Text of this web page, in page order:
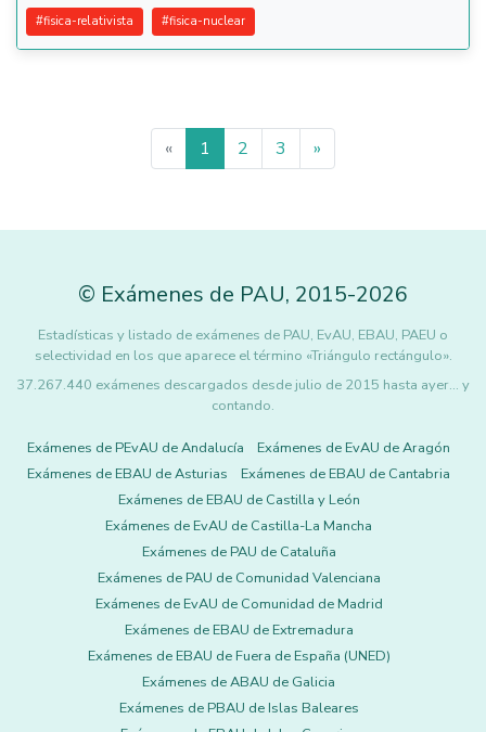
#fisica-relativista #fisica-nuclear
« 1 2 3 »
© Exámenes de PAU, 2015-2026
Estadísticas y listado de exámenes de PAU, EvAU, EBAU, PAEU o
selectividad en los que aparece el término «Triángulo rectángulo».
37.267.440 exámenes descargados desde julio de 2015 hasta ayer... y
contando.
Exámenes de PEvAU de Andalucía
Exámenes de EvAU de Aragón
Exámenes de EBAU de Asturias
Exámenes de EBAU de Cantabria
Exámenes de EBAU de Castilla y León
Exámenes de EvAU de Castilla-La Mancha
Exámenes de PAU de Cataluña
Exámenes de PAU de Comunidad Valenciana
Exámenes de EvAU de Comunidad de Madrid
Exámenes de EBAU de Extremadura
Exámenes de EBAU de Fuera de España (UNED)
Exámenes de ABAU de Galicia
Exámenes de PBAU de Islas Baleares